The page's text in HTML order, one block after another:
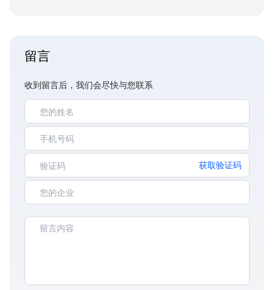
留言
收到留言后，我们会尽快与您联系
获取验证码